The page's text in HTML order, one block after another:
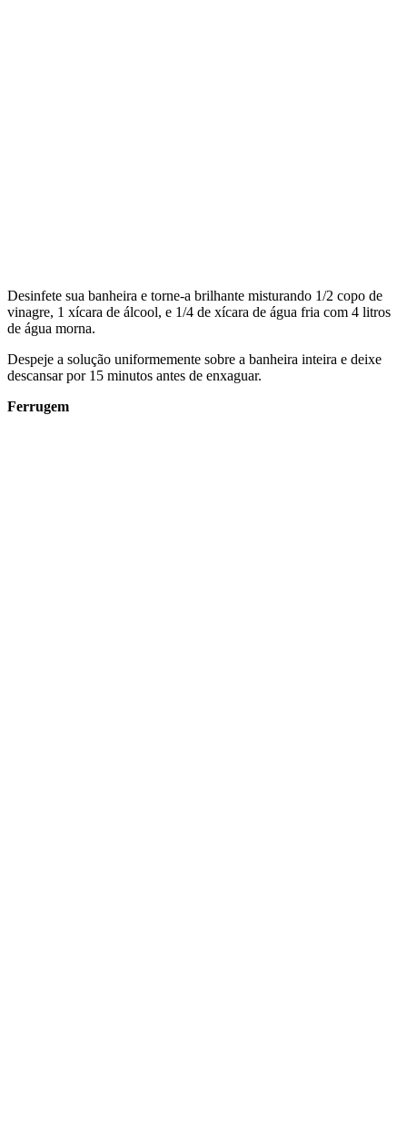
Desinfete sua banheira e torne-a brilhante misturando 1/2 copo de
vinagre, 1 xícara de álcool, e 1/4 de xícara de água fria com 4 litros
de água morna.
Despeje a solução uniformemente sobre a banheira inteira e deixe
descansar por 15 minutos antes de enxaguar.
Ferrugem